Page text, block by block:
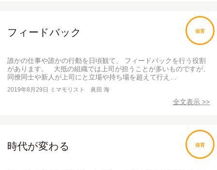
保育
フィードバック
誰かの仕事や誰かの行動を日頃観て、 フィードバックを行う役割
があります。 大抵の組織では上司が担うことが多いものですが、
同僚同士や新人が上司にと立場や持ち場を超えて行え…
2019年8月29日 ミマモリスト 眞田 海
全文表示 >>
保育
時代が変わる